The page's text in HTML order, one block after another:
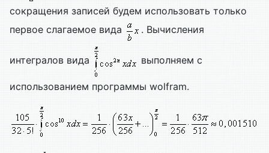
сокращения записей будем использовать только
первое слагаемое вида
. Вычисления
интегралов вида выполняем с
использованием программы wolfram.